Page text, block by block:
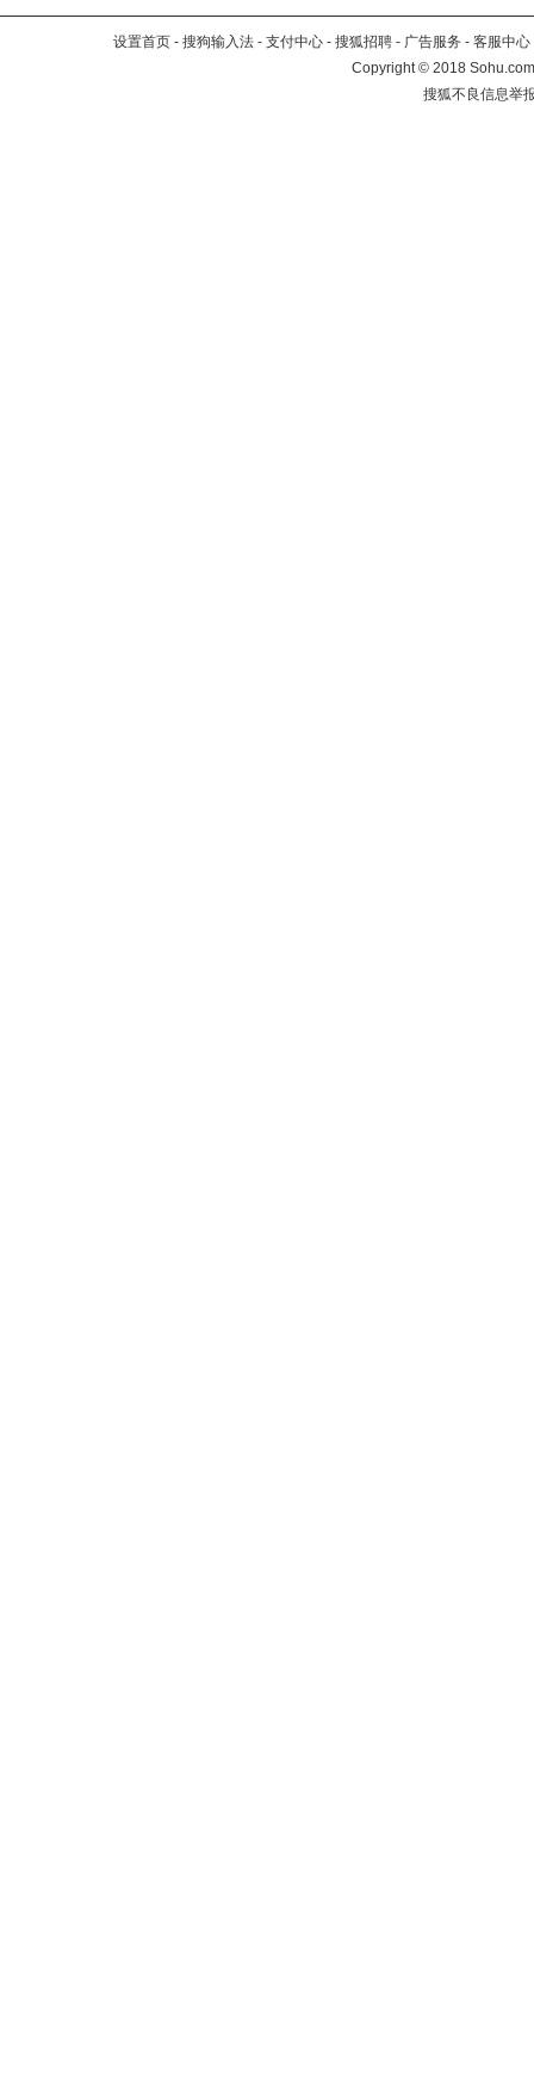
设置首页 - 搜狗输入法 - 支付中心 - 搜狐招聘 - 广告服务 - 客服中心
Copyright©2018
搜狐不良信息举